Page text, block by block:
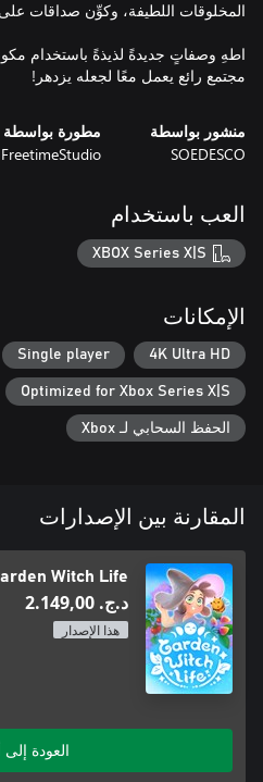
اطهِ وصفاتٍ جديدةً لذيذةً باستخدام
مجتمع رائع يعمل معًا لجعله يزدهر!
منشور بواسطة
SOEDESCO
مطورة بواسطة
FreetimeStudio
العب باستخدام
XBOX Series X|S
الإمكانات
4K Ultra HD
Single player
Optimized for Xbox Series X|S
الحفظ السحابي لـ Xbox
المقارنة بين الإصدارات
Witch Life
د.ج.‏ 2.149,00
هذا الإصدار
العودة